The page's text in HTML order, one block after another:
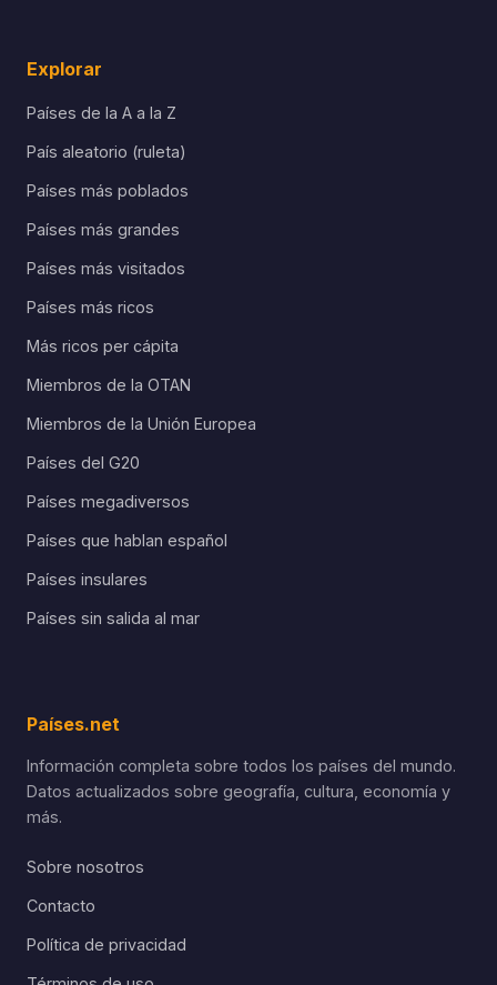
Explorar
Países de la A a la Z
País aleatorio (ruleta)
Países más poblados
Países más grandes
Países más visitados
Países más ricos
Más ricos per cápita
Miembros de la OTAN
Miembros de la Unión Europea
Países del G20
Países megadiversos
Países que hablan español
Países insulares
Países sin salida al mar
Países.net
Información completa sobre todos los países del mundo.
Datos actualizados sobre geografía, cultura, economía y
más.
Sobre nosotros
Contacto
Política de privacidad